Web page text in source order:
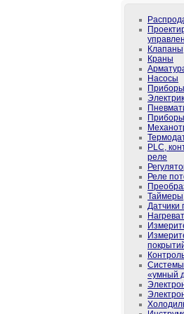
Клапаны
Краны
Насосы
PLС,
реле
Реле
Датчики
Системы
«умный